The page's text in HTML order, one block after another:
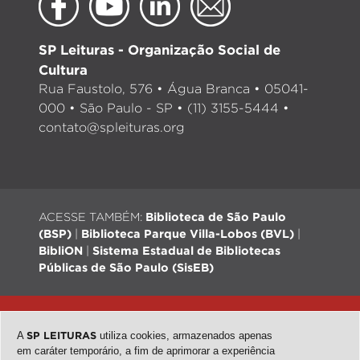
SP Leituras - Organização Social de
Cultura
Rua Faustolo, 576 • Água Branca • 05041-
000 • São Paulo - SP • (11) 3155-5444 •
contato@spleituras.org
ACESSE TAMBÉM: Biblioteca de São Paulo
(BSP)
Biblioteca Parque Villa-Lobos (BVL)
BibliON
Sistema Estadual de Bibliotecas
Públicas de São Paulo (SisEB)
QubeDesign
| Arte: Passarim db
A SP LEITURAS utiliza cookies, armazenados apenas
em caráter temporário, a fim de aprimorar a experiência